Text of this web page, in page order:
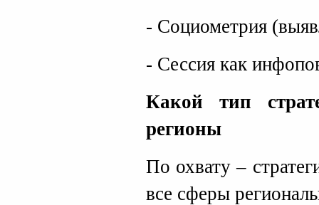
- Социометрия
- Сессия как
Какой тип
регионы
По охвату –
все сферы